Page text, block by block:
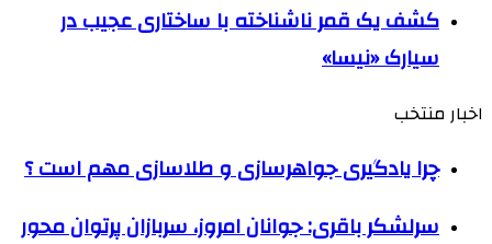
کشف یک قمر ناشناخته با ساختاری عجیب در
سیارک «نیسا»
اخبار منتخب
چرا یادگیری جواهرسازی و طلاسازی مهم است ؟
سرلشکر باقری: جوانان امروز، سربازان پرتوان محور